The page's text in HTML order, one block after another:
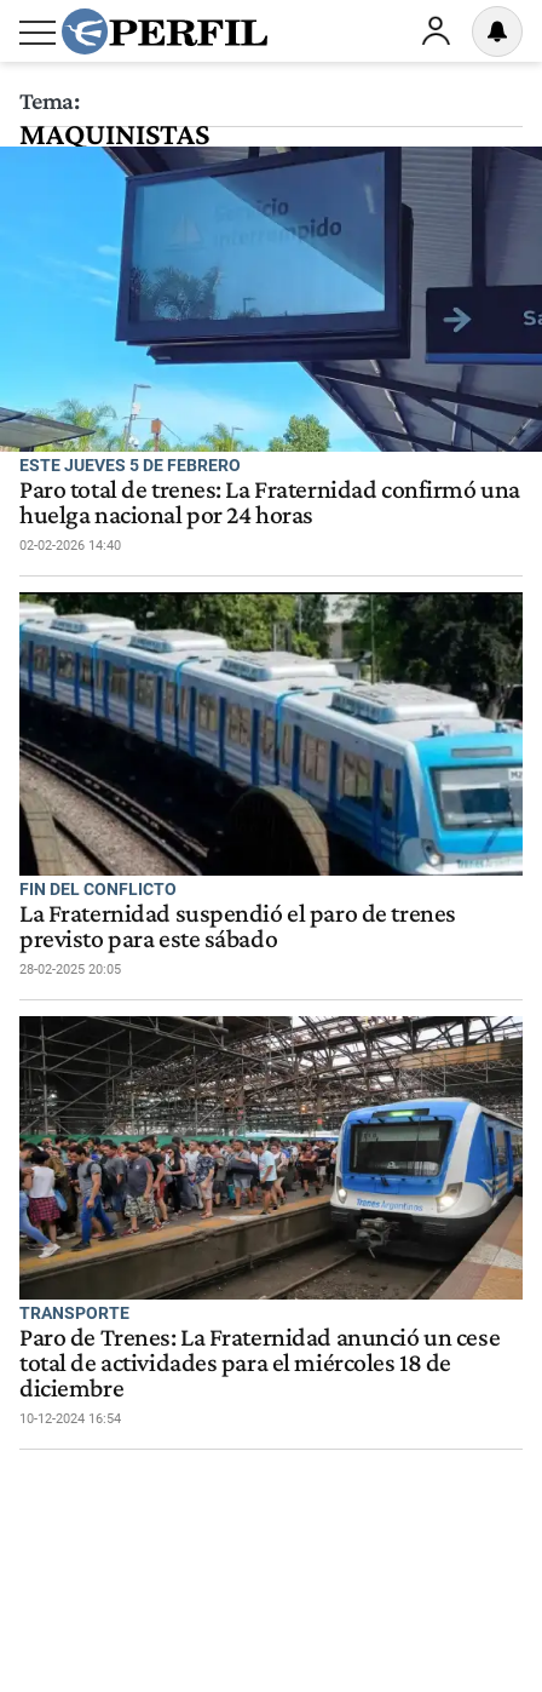
Tema:
MAQUINISTAS
ESTE JUEVES 5 DE FEBRERO
Paro total de trenes: La Fraternidad confirmó una
huelga nacional por 24 horas
02-02-2026 14:40
FIN DEL CONFLICTO
La Fraternidad suspendió el paro de trenes
previsto para este sábado
28-02-2025 20:05
TRANSPORTE
Paro de Trenes: La Fraternidad anunció un cese
total de actividades para el miércoles 18 de
diciembre
10-12-2024 16:54